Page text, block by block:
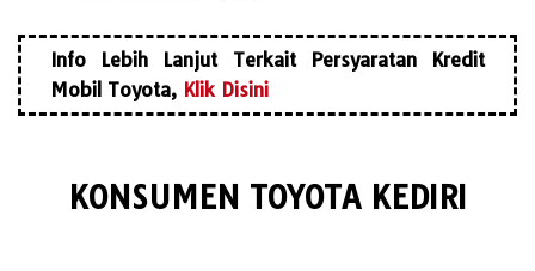
Info Lebih Lanjut Terkait Persyaratan Kredit
Mobil Toyota, Klik Disini
KONSUMEN TOYOTA KEDIRI